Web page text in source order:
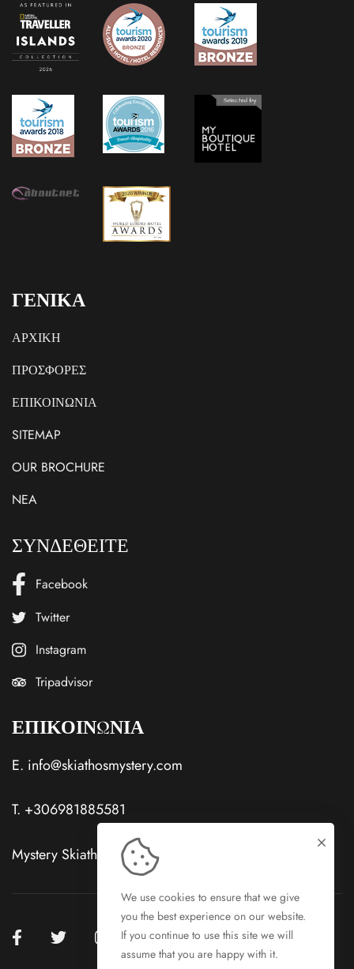
ΓΕΝΙΚΑ
ΑΡΧΙΚΗ
ΠΡΟΣΦΟΡΕΣ
ΕΠΙΚΟΙΝΩΝΙΑ
SITEMAP
OUR BROCHURE
NEA
ΣΥΝΔΕΘΕΙΤΕ
Facebook
Twitter
Instagram
Tripadvisor
ΕΠΙΚΟΙΝΩΝΙΑ
E. info@skiathosmystery.com
T. +306981885581
Mystery Skiathos Hotels Skiathos Town, Skiathos
We use cookies to ensure that we give
you the best experience on our website.
If you continue to use this site we will
assume that you are happy with it.